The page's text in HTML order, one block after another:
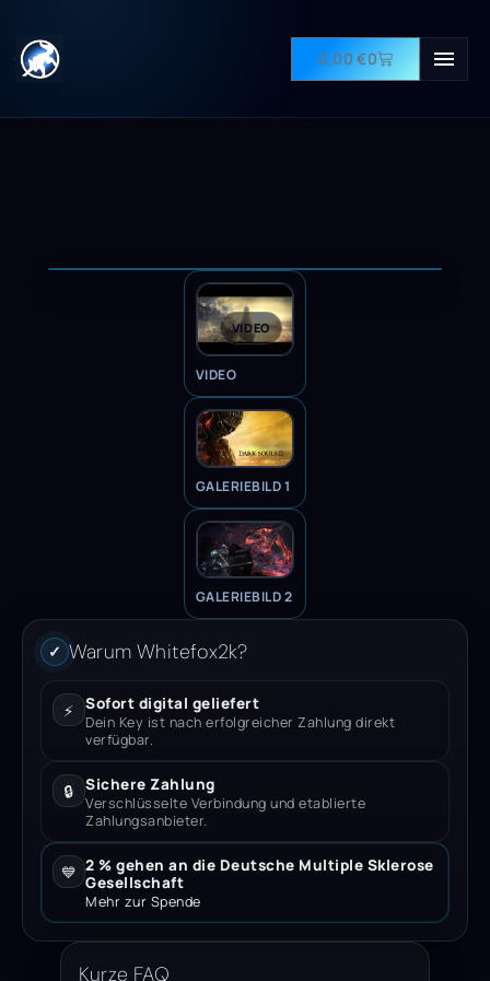
0,00€0
VIDEO
VIDEO
GALERIEBILD 1
GALERIEBILD 2
✓ Warum Whitefox2k?
⚡ Sofort digital geliefert
Dein Key ist nach erfolgreicher Zahlung direkt
verfügbar.
🔒 Sichere Zahlung
Verschlüsselte Verbindung und etablierte
Zahlungsanbieter.
💙 2 % gehen an die Deutsche Multiple Sklerose
Gesellschaft
Mehr zur Spende
Kurze FAQ